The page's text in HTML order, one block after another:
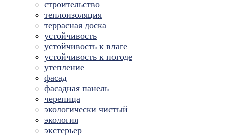
строительство
теплоизоляция
террасная доска
устойчивость
устойчивость к влаге
устойчивость к погоде
утепление
фасад
фасадная панель
черепица
экологически чистый
экология
экстерьер